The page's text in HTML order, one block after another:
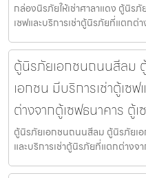
กล่องนิรภัยให้เช่าศาลาแดง ตู้นิร
เซฟและบริการเช่าตู้นิรภัยที่แตกต่
ตู้นิรภัยเอกชนถนนสีลม
เอกชน มีบริการเช่าตู้เซ
ต่างจากตู้เซฟธนาคาร ตู้
ตู้นิรภัยเอกชนถนนสีลม ตู้นิรภัยเอ
และบริการเช่าตู้นิรภัยที่แตกต่างจ